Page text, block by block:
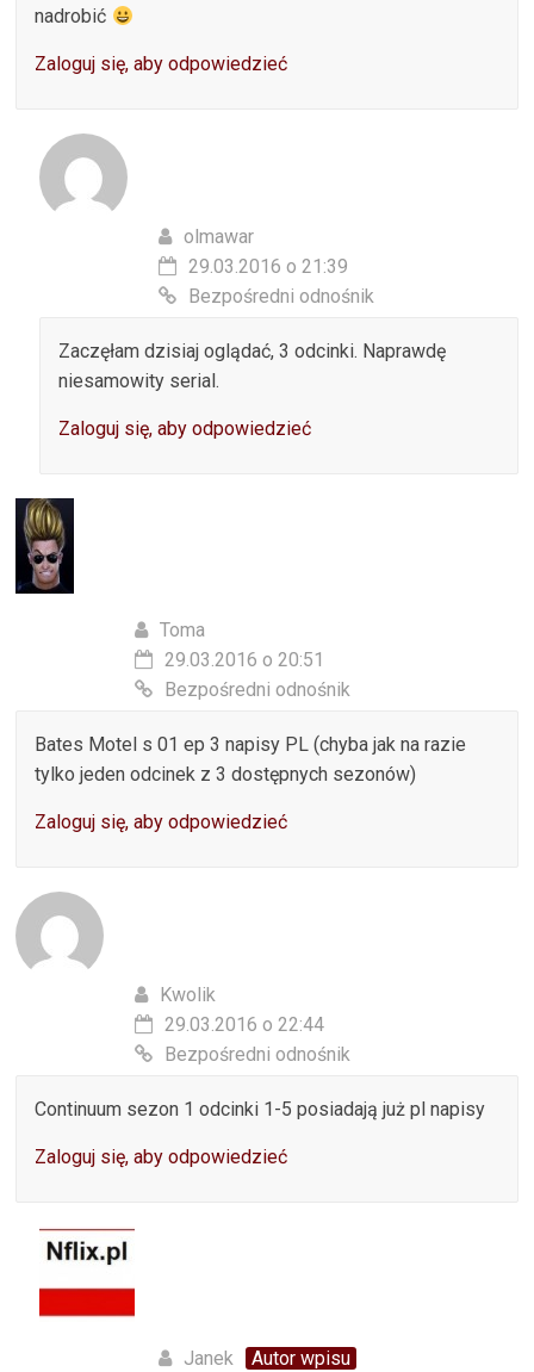
nadrobić
Zaloguj się, aby odpowiedzieć
olmawar
29.03.2016 o 21:39
Bezpośredni odnośnik
Zaczęłam dzisiaj oglądać, 3 odcinki. Naprawdę
niesamowity serial.
Zaloguj się, aby odpowiedzieć
Toma
29.03.2016 o 20:51
Bezpośredni odnośnik
Bates Motel s 01 ep 3 napisy PL (chyba jak na razie
tylko jeden odcinek z 3 dostępnych sezonów)
Zaloguj się, aby odpowiedzieć
Kwolik
29.03.2016 o 22:44
Bezpośredni odnośnik
Continuum sezon 1 odcinki 1-5 posiadają już pl napisy
Zaloguj się, aby odpowiedzieć
Janek
Autor wpisu